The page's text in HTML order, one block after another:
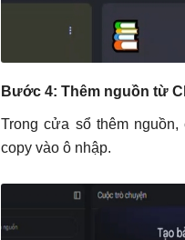
Bước 4: Thêm nguồn từ
Trong cửa sổ thêm
copy vào ô nhập.